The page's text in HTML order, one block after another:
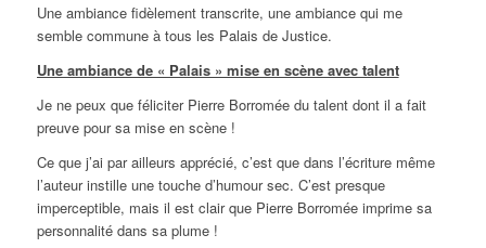
Une ambiance fidèlement transcrite, une ambiance qui me
semble commune à tous les Palais de Justice.
Une ambiance de « Palais » mise en scène avec talent
Je ne peux que féliciter Pierre Borromée du talent dont il a fait
preuve pour sa mise en scène !
Ce que j’ai par ailleurs apprécié, c’est que dans l’écriture même
l’auteur instille une touche d’humour sec. C’est presque
imperceptible, mais il est clair que Pierre Borromée imprime sa
personnalité dans sa plume !